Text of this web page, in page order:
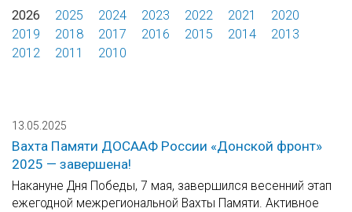
2026 2025 2024 2023 2022 2021
2020
2019
2018 2017 2016 2015 2014
2013
2012
2011 2010
13.05.2025
Вахта Памяти ДОСААФ России «Донской фронт»
2025 — завершена!
Накануне Дня Победы, 7 мая, завершился весенний этап
ежегодной межрегиональной Вахты Памяти. Активное